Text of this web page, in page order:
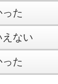
った
えない
った